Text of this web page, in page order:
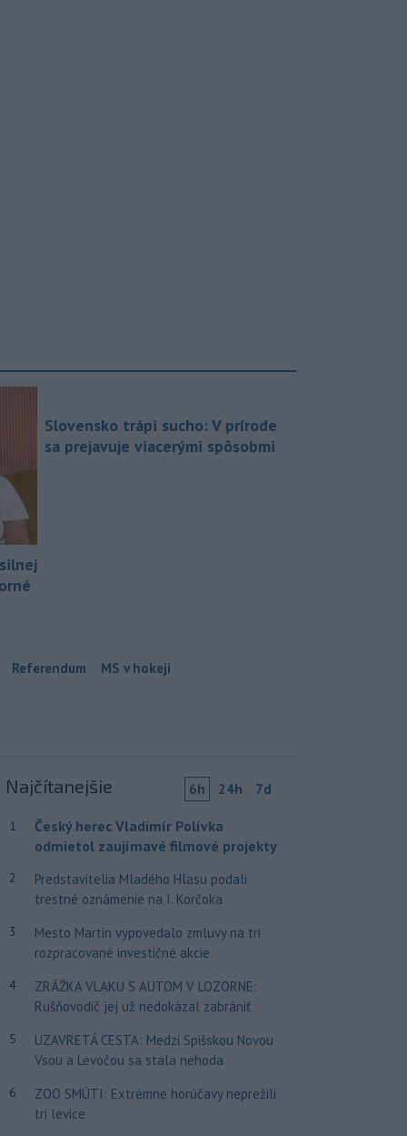
Slovensko trápi sucho: V prírode
sa prejavuje viacerými spôsobmi
Referendum MS v hokeji
Najčítanejšie 6h 24h 7d
1
Český herec Vladimír Polívka
odmietol zaujímavé filmové projekty
2
Predstavitelia Mladého Hlasu podali
trestné oznámenie na I. Korčoka
3
Mesto Martin vypovedalo zmluvy na tri
rozpracované investičné akcie
4
ZRÁŽKA VLAKU S AUTOM V LOZORNE:
Rušňovodič jej už nedokázal zabrániť
5
UZAVRETÁ CESTA: Medzi Spišskou Novou
Vsou a Levočou sa stala nehoda
6
ZOO SMÚTI: Extrémne horúčavy neprežili
tri levice